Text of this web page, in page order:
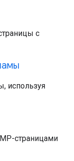
с
используя
страницами